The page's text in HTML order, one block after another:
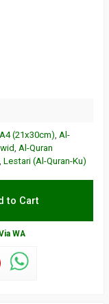
(21x30cm), Al-
, Al-Quran
, Lestari (Al-Quran-Ku)
to Cart
WA